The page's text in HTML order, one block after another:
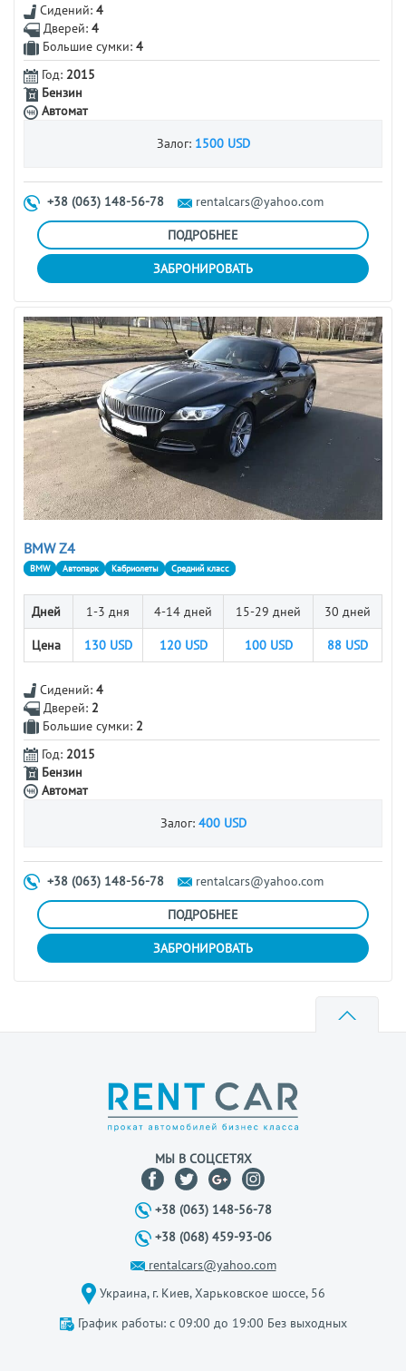
Сидений: 4
Дверей: 4
Большие сумки: 4
Год: 2015
Бензин
Автомат
Залог: 1500 USD
+38 (063) 148-56-78 rentalcars@yahoo.com
ПОДРОБНЕЕ
ЗАБРОНИРОВАТЬ
BMW Z4
BMW Автопарк Кабриолеты Средний класс
Дней 1-3 дня 4-14 дней 15-29 дней 30 дней
Цена 130USD 120USD 100USD 88 USD
Сидений: 4
Дверей: 2
Большие сумки: 2
Год: 2015
Бензин
Автомат
Залог: 400 USD
+38 (063) 148-56-78 rentalcars@yahoo.com
ПОДРОБНЕЕ
ЗАБРОНИРОВАТЬ
МЫ В СОЦСЕТЯХ
+38 (063) 148-56-78
+38 (068) 459-93-06
rentalcars@yahoo.com
Украина, г. Киев, Харьковское шоссе, 56
График работы: с 09:00 до 19:00 Без выходных